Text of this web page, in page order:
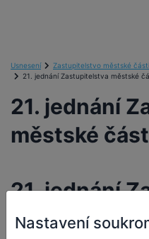
Usnesení
Zastupitelstvo městské
21. jednání Zastupitelstva městské
21. jednání
městské
21. jednání
městské
Nastavení